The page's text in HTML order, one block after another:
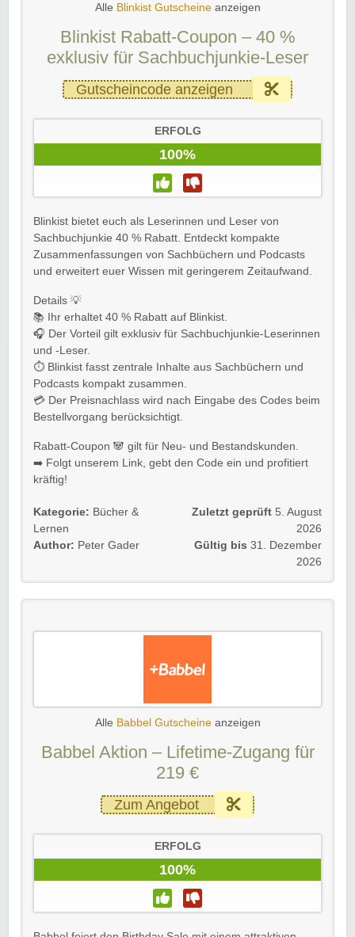
Alle Blinkist Gutscheineanzeigen
Blinkist Rabatt-Coupon – 40 %
exklusiv für Sachbuchjunkie-Leser
Gutscheincode anzeigen
ERFOLG
100%
Blinkist bietet euch als Leserinnen und Leser von
Sachbuchjunkie 40 % Rabatt. Entdeckt kompakte
Zusammenfassungen von Sachbüchern und Podcasts
und erweitert euer Wissen mit geringerem Zeitaufwand.
Details 💡
📚 Ihr erhaltet 40 % Rabatt auf Blinkist.
🎧 Der Vorteil gilt exklusiv für Sachbuchjunkie-Leserinnen
und -Leser.
⏱️ Blinkist fasst zentrale Inhalte aus Sachbüchern und
Podcasts kompakt zusammen.
💳 Der Preisnachlass wird nach Eingabe des Codes beim
Bestellvorgang berücksichtigt.
Rabatt-Coupon 🐼 gilt für Neu- und Bestandskunden.
➡️ Folgt unserem Link, gebt den Code ein und profitiert
kräftig!
Kategorie: Bücher &
Lernen
Author: Peter Gader
Zuletzt geprüft 5. August
2026
Gültig bis 31. Dezember
2026
Alle Babbel Gutscheineanzeigen
Babbel Aktion – Lifetime-Zugang für
219 €
Zum Angebot
ERFOLG
100%